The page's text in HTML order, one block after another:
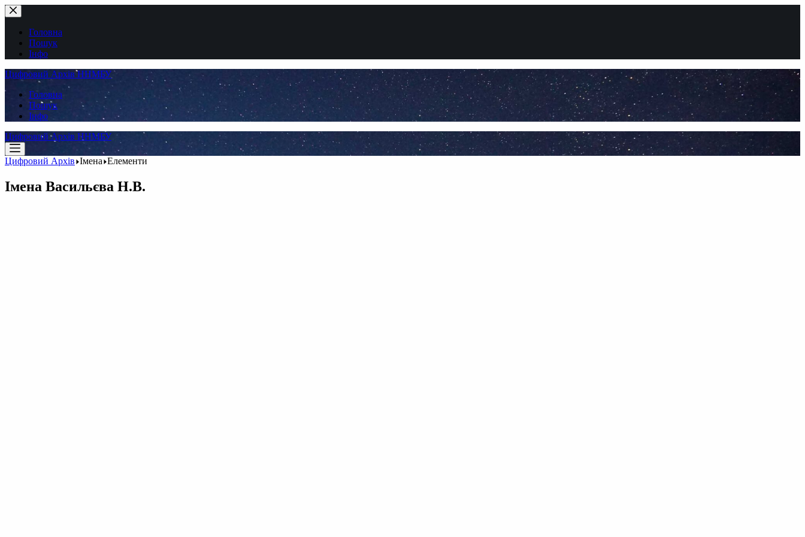
Перейти
до
вмістуГоловна
Пошук
Інфо
Цифровий Архів ННМБУ
Головна
Пошук
Інфо
Цифровий Архів ННМБУ
Цифровий Архів Імена Елементи
Імена Васильєва Н.В.